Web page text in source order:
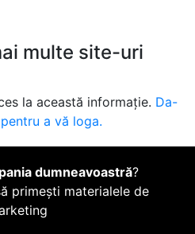
multe site-uri
la această informație. Da-
a vă loga.
dumneavoastră?
primești materialele de